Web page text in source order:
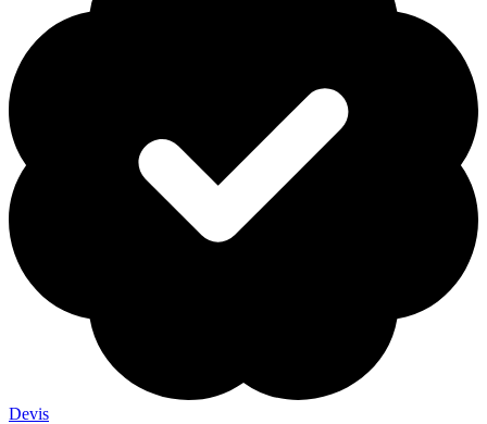
Devis